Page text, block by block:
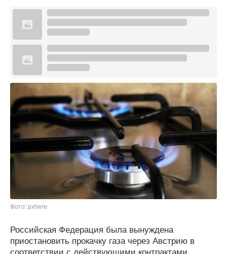
Фото: pxhere
Российская Федерация была вынуждена
приостановить прокачку газа через Австрию в
соответствии с действующими контрактами